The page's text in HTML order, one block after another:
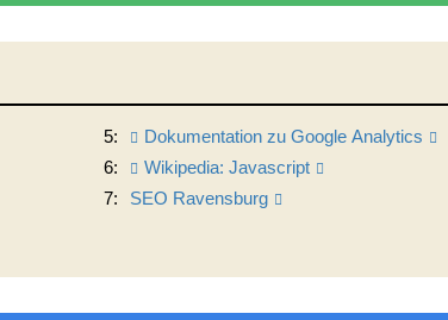
5:
Dokumentation zu Google Analytics
6:
Wikipedia: Javascript
7:
SEO Ravensburg